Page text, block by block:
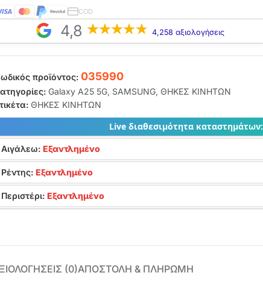
COD
4,8 4,258 αξιολογήσεις
προϊόντος: 035990
Galaxy A25 5G, SAMSUNG, ΘΗΚΕΣ ΚΙΝΗΤΩΝ
ΘΗΚΕΣ ΚΙΝΗΤΩΝ
Live διαθεσιμότητα καταστημάτων:
Αιγάλεω: Εξαντλημένο
Ρέντης: Εξαντλημένο
Περιστέρι: Εξαντλημένο
(0)ΑΠΟΣΤΟΛΗ & ΠΛΗΡΩΜΗ